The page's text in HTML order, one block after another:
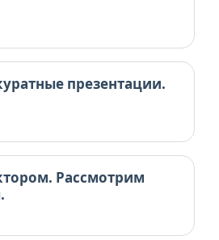
презентации.
Рассмотрим